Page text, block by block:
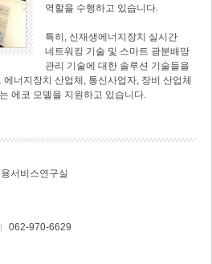
역할을 수행하고 있습니다.
특히, 신재생에너지장치 실시간
네트워킹 기술 및 스마트 광분배망
관리 기술에 대한 솔루션 기술들을
너지장치 산업체, 통신사업자, 장비 산업체
에코 모델을 지원하고 있습니다.
서비스연구실
062-970-6629